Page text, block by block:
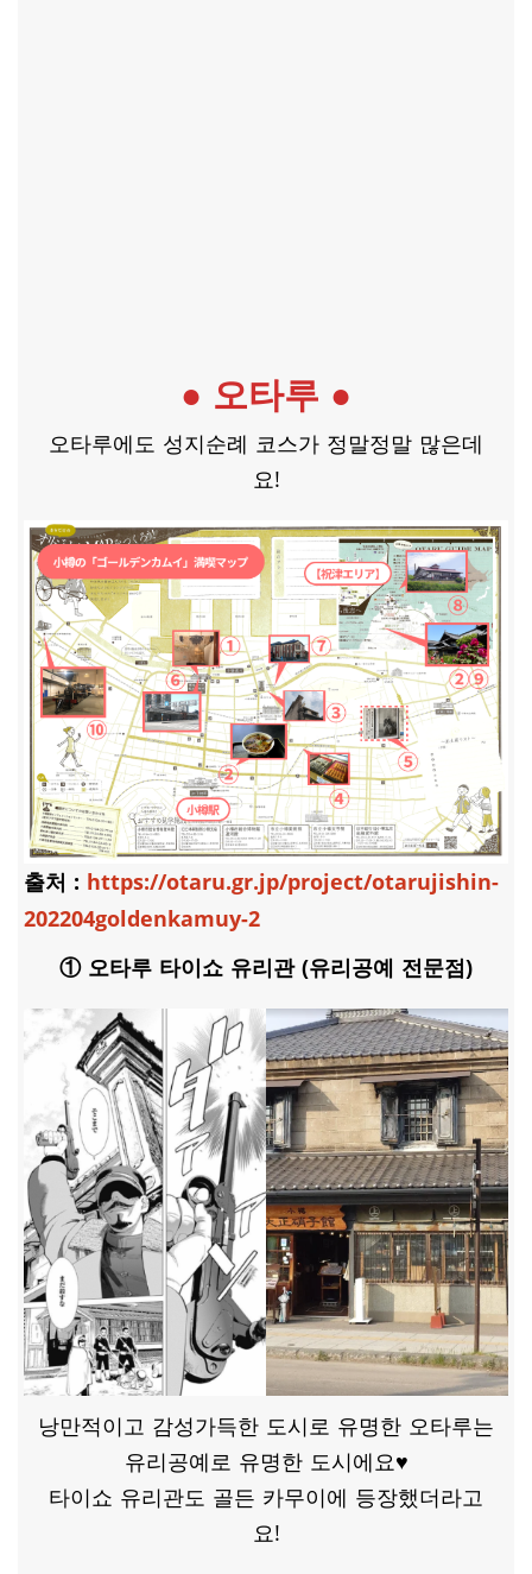
● 오타루 ●
오타루에도 성지순례 코스가 정말정말 많은데
요!
출처 : https://otaru.gr.jp/project/otarujishin-
202204goldenkamuy-2
① 오타루 타이쇼 유리관 (유리공예 전문점)
낭만적이고 감성가득한 도시로 유명한 오타루는
유리공예로 유명한 도시에요♥
타이쇼 유리관도 골든 카무이에 등장했더라고
요!